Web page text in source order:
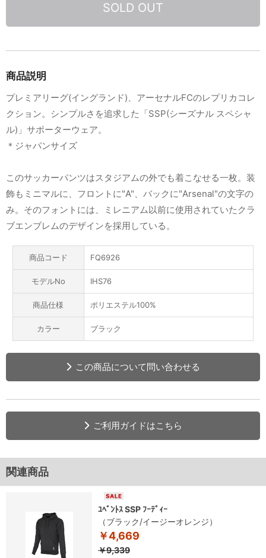
SOLD OUT
商品説明
プレミアリーグ(イングランド)、アーセナルFCのレプリカコレ
クション。シンプルさを追求した「SSP(シーズナル スペシャ
ル)」サポーターウェア。
＊ジャパンサイズ
このサッカーパンツはスタジアムの外でも着こなせる一枚。装
飾もミニマルに、フロントに"A"、バックに"Arsenal"の文字の
み。そのフォントには、ミレニアム以前に使用されていたクラ
ブエンブレムのデザインを採用している。
商品コード FQ6926
モデルNo IHS76
商品仕様 ポリエステル100%
カラー ブラック
この商品について問い合わせる
ご利用ガイドはこちら
関連商品
ﾕﾍﾞﾝﾄｽ SSP ﾌｰﾃﾞｨｰ
（ブラック/イージーオレンジ）
￥4,669
￥9,339